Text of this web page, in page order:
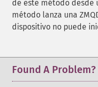
de este método desde
método lanza una
dispositivo no puede
Found A Problem?